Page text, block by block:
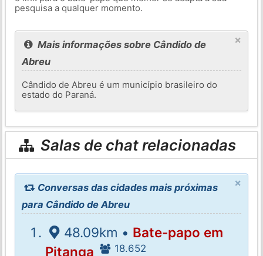
pesquisa a qualquer momento.
×
Mais informações sobre Cândido de
Abreu
Cândido de Abreu é um município brasileiro do
estado do Paraná.
Salas de chat relacionadas
×
Conversas das cidades mais próximas
para Cândido de Abreu
48.09km • Bate-papo em
Pitanga
18.652